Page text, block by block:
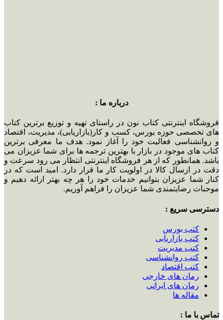
درباره ما :
فروشگاه اینترنتی کتاب نون در راستای تهیه و توزیع برترین کتاب
های تخصصی حوزه بورس، کسب و کار(بازاریابی)، مدیریت، اقتصاد
و روانشناسی فعالیت خود را آغاز نمود. هدف ما معرفی برترین
کتاب های موجود در بازار با بهترین ترجمه ها برای شما عزیزان می
باشد. همانطور که از هر فروشگاه اینترنتی انتظار می رود سرعت و
دقت در ارسال کالا در اولویت کار ما قرار دارد. امید است که در
کنار شما عزیزان بتوانیم خدمات خود را هر چه بهتر ارائه دهیم و
موجبات رضایتمندی شما عزیزان را فراهم آوریم.
دسترسی سریع :
کتب بورس
کتب بازاریابی
کتب مدیریت
کتب روانشناسی
کتب اقتصاد
رمان های خارجی
رمان های ایرانی
مقاله ها
تماس با ما :